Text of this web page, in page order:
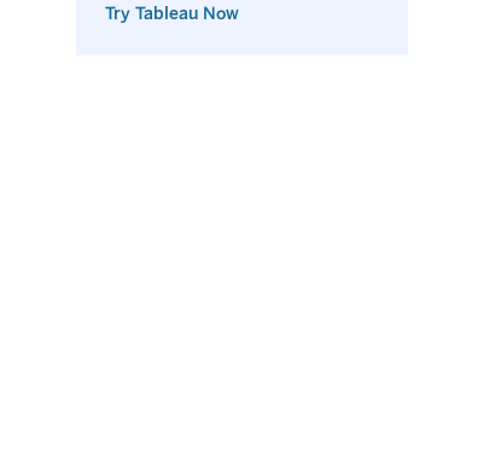
Try Tableau Now